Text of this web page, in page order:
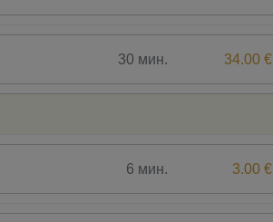
30 мин. 34.00 €
6 мин. 3.00 €